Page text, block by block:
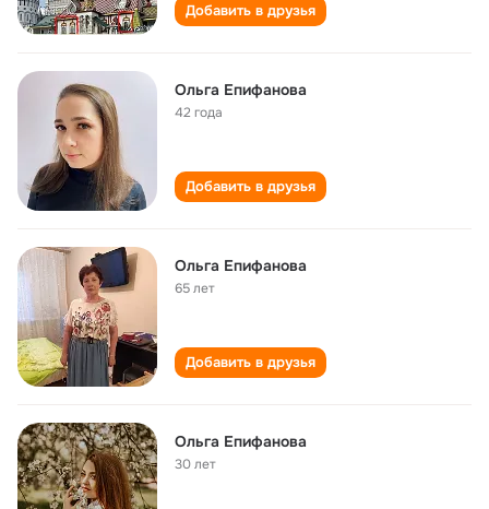
Добавить в друзья
Ольга Епифанова
42 года
Добавить в друзья
Ольга Епифанова
65 лет
Добавить в друзья
Ольга Епифанова
30 лет